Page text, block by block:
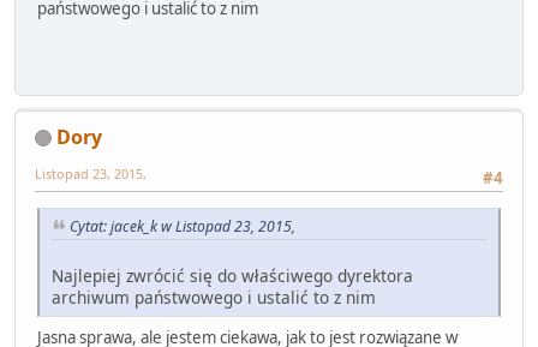
państwowego i ustalić to z nim
Dory
#4
Listopad 23, 2015,
Cytat: jacek_k w Listopad 23, 2015,
Najlepiej zwrócić się do właściwego dyrektora
archiwum państwowego i ustalić to z nim
Jasna sprawa, ale jestem ciekawa, jak to jest rozwiązane w